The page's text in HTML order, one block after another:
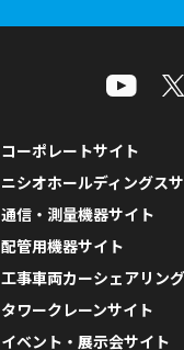
コーポレートサイト
ニシオホールディングス
通信・測量機器サイト
配管用機器サイト
工事車両カーシェアリン
タワークレーンサイト
イベント・展示会サイト